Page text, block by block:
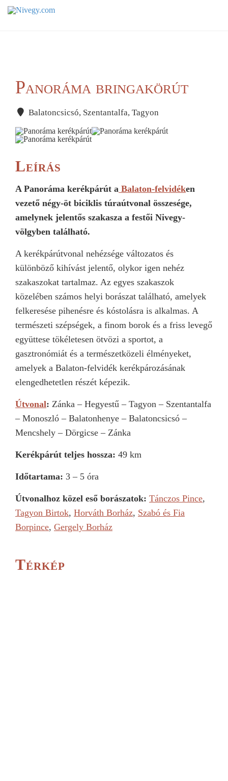
Panoráma bringakörút
Balatoncsicsó, Szentantalfa, Tagyon
Leírás
A Panoráma kerékpárút a Balaton-felvidéken
vezető négy-öt biciklis túraútvonal összesége,
amelynek jelentős szakasza a festői Nivegy-
völgyben található.
A kerékpárútvonal nehézsége változatos és
különböző kihívást jelentő, olykor igen nehéz
szakaszokat tartalmaz. Az egyes szakaszok
közelében számos helyi borászat található, amelyek
felkeresése pihenésre és kóstolásra is alkalmas. A
természeti szépségek, a finom borok és a friss levegő
együttese tökéletesen ötvözi a sportot, a
gasztronómiát és a természetközeli élményeket,
amelyek a Balaton-felvidék kerékpározásának
elengedhetetlen részét képezik.
Útvonal: Zánka – Hegyestű – Tagyon – Szentantalfa
– Monoszló – Balatonhenye – Balatoncsicsó –
Mencshely – Dörgicse – Zánka
Kerékpárút teljes hossza: 49 km
Időtartama: 3 – 5 óra
Útvonalhoz közel eső borászatok: Tánczos Pince,
Tagyon Birtok, Horváth Borház, Szabó és Fia
Borpince, Gergely Borház
Térkép